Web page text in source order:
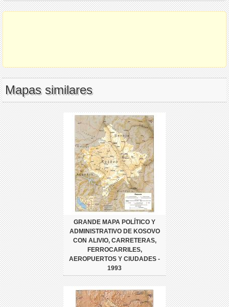
Mapas similares
GRANDE MAPA POLÍTICO Y
ADMINISTRATIVO DE KOSOVO
CON ALIVIO, CARRETERAS,
FERROCARRILES,
AEROPUERTOS Y CIUDADES -
1993